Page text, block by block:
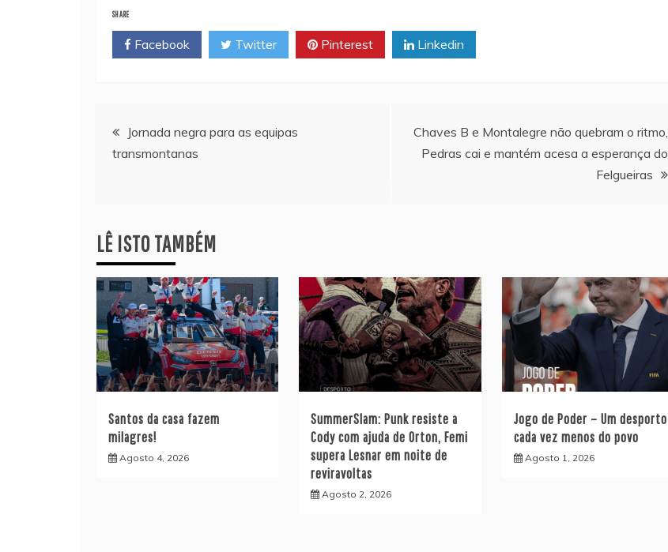
SHARE
Facebook Twitter Pinterest Linkedin
Navegação
Jornada negra para as equipas
transmontanas
Chaves B e Montalegre não quebram o ritmo,
Pedras cai e mantém acesa a esperança do
Felgueiras
LÊ ISTO TAMBÉM
Santos da casa fazem
milagres!
Agosto 4, 2026
SummerSlam: Punk resiste a
Cody com ajuda de Orton, Femi
supera Lesnar em noite de
reviravoltas
Agosto 2, 2026
Jogo de Poder – Um desporto
cada vez menos do povo
Agosto 1, 2026